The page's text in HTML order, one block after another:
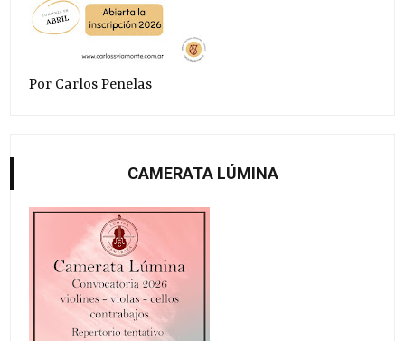
Por Carlos Penelas
CAMERATA LÚMINA